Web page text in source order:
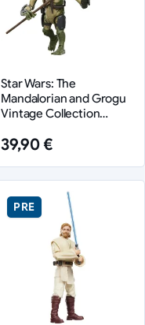
Star Wars: The
Mandalorian and Grogu
Vintage Collection
10 cm
39,90 €
PRE